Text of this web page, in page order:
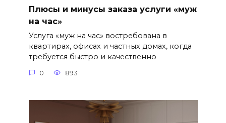
Плюсы и минусы заказа услуги «муж
на час»
Услуга «муж на час» востребована в
квартирах, офисах и частных домах, когда
требуется быстро и качественно
0 893